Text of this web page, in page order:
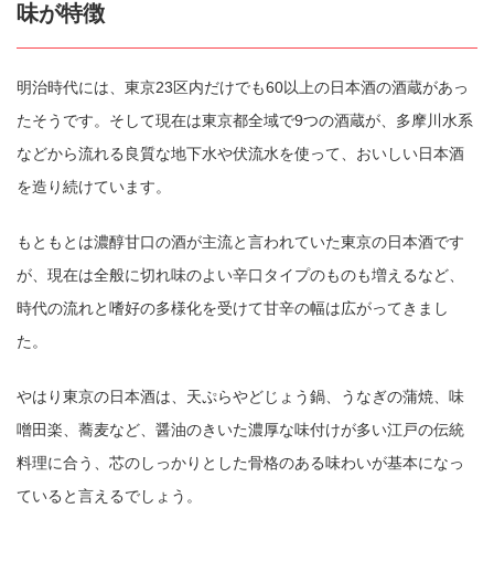
味が特徴
明治時代には、東京23区内だけでも60以上の日本酒の酒蔵があっ
たそうです。そして現在は東京都全域で9つの酒蔵が、多摩川水系
などから流れる良質な地下水や伏流水を使って、おいしい日本酒
を造り続けています。
もともとは濃醇甘口の酒が主流と言われていた東京の日本酒です
が、現在は全般に切れ味のよい辛口タイプのものも増えるなど、
時代の流れと嗜好の多様化を受けて甘辛の幅は広がってきまし
た。
やはり東京の日本酒は、天ぷらやどじょう鍋、うなぎの蒲焼、味
噌田楽、蕎麦など、醤油のきいた濃厚な味付けが多い江戸の伝統
料理に合う、芯のしっかりとした骨格のある味わいが基本になっ
ていると言えるでしょう。